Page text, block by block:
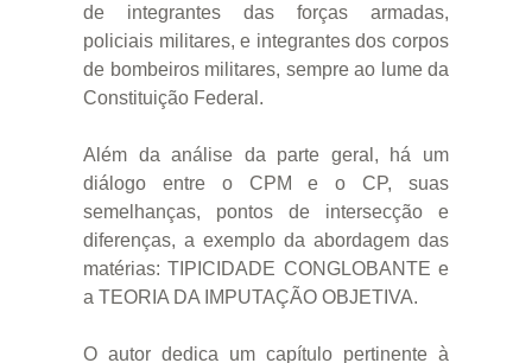
de integrantes das forças armadas,
policiais militares, e integrantes dos corpos
de bombeiros militares, sempre ao lume da
Constituição Federal.
Além da análise da parte geral, há um
diálogo entre o CPM e o CP, suas
semelhanças, pontos de intersecção e
diferenças, a exemplo da abordagem das
matérias: TIPICIDADE CONGLOBANTE e
a TEORIA DA IMPUTAÇÃO OBJETIVA.
O autor dedica um capítulo pertinente à